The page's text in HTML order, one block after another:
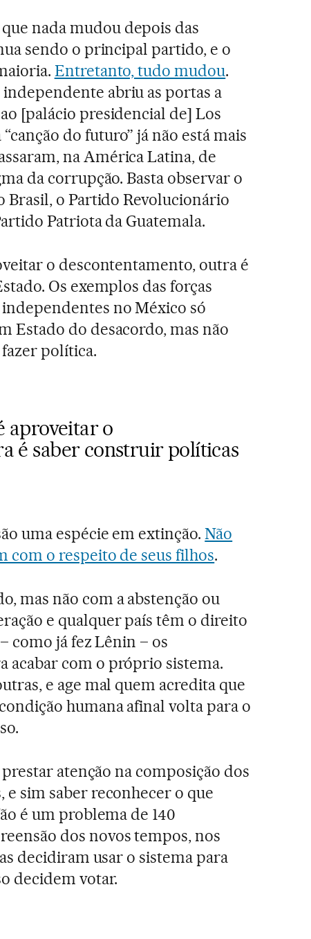
nada mudou depois das
sendo o principal partido, e o
Entretanto, tudo mudou.
abriu as portas a
[palácio presidencial de] Los
do futuro” já não está mais
na América Latina, de
da corrupção. Basta observar o
Brasil, o Partido Revolucionário
Patriota da Guatemala.
o descontentamento, outra é
Os exemplos das forças
no México só
Estado do desacordo, mas não
política.
aproveitar o
é saber construir políticas
uma espécie em extinção.Não
com o respeito de seus filhos.
mas não com a abstenção ou
e qualquer país têm o direito
como já fez Lênin – os
acabar com o próprio sistema.
e age mal quem acredita que
humana afinal volta para o
atenção na composição dos
sim saber reconhecer o que
é um problema de 140
dos novos tempos, nos
decidiram usar o sistema para
decidem votar.